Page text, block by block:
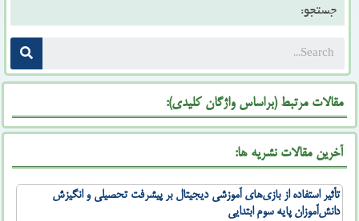
جستجو:
مقالات مرتبط (براساس واژگان کلیدی):
آخرین مقالات نشریه ها:
تأثیر استفاده از بازی‌های آموزشی دیجیتال بر پیشرفت تحصیلی و انگیزش
دانش‌آموزان پایه سوم ابتدایی